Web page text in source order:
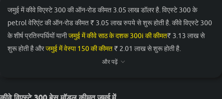
जमुई में कीवे विएस्टे 300 की ऑन-रोड कीमत 3.05 लाख डॉलर है. विएस्टे 300 के
petrol वेरिएंट की ऑन-रोड कीमत ₹ 3.05 लाख रुपये से शुरू होती है. कीवे विएस्टे 300
के शीर्ष प्रतिस्पर्धियों यानीजमुई में कीवे साठ के दशक 300i की कीमत₹ 3.13 लाख से
शुरू होती है औरजमुई में वेस्पा 150 की कीमत ₹ 2.01 लाख से शुरू होती है.
और पढ़ें